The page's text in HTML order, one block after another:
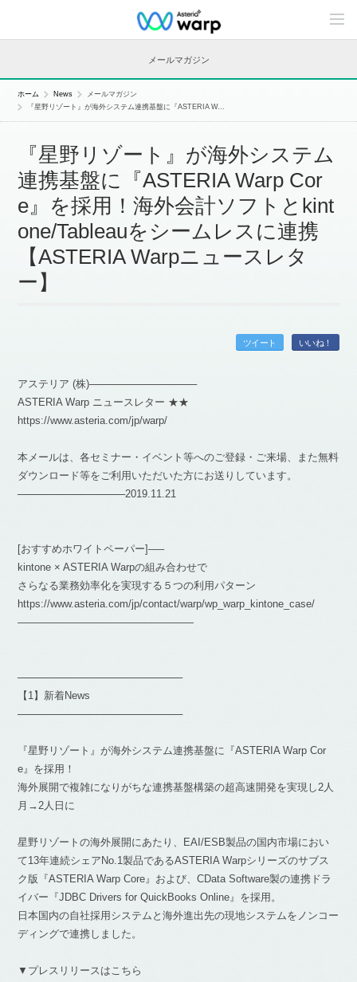
C
n
n
メールマガジン
ホーム News
メールマガジン
『星野リゾート』が海外システム連携基盤に『ASTERIA W...
『星野リゾート』が海外システム
連携基盤に『ASTERIA Warp Cor
e』を採用！海外会計ソフトとkint
one/Tableauをシームレスに連携
【ASTERIA Warpニュースレタ
ー】
ツイート いいね！
アステリア (株)───────────────
ASTERIA Warp ニュースレター ★★
https://www.asteria.com/jp/warp/
本メールは、各セミナー・イベント等へのご登録・ご来場、また無料
ダウンロード等をご利用いただいた方にお送りしています。
───────────────2019.11.21
[おすすめホワイトペーパー]—–
kintone × ASTERIA Warpの組み合わせで
さらなる業務効率化を実現する５つの利用パターン
https://www.asteria.com/jp/contact/warp/wp_warp_kintone_case/
—————————————————
───────────────────────
【1】新着News
───────────────────────
『星野リゾート』が海外システム連携基盤に『ASTERIA Warp Cor
e』を採用！
海外展開で複雑になりがちな連携基盤構築の超高速開発を実現し2人
月→2人日に
星野リゾートの海外展開にあたり、EAI/ESB製品の国内市場におい
て13年連続シェアNo.1製品であるASTERIA Warpシリーズのサブス
ク版『ASTERIA Warp Core』および、CData Software製の連携ドラ
イバー『JDBC Drivers for QuickBooks Online』を採用。
日本国内の自社採用システムと海外進出先の現地システムをノンコー
ディングで連携しました。
▼プレスリリースはこちら